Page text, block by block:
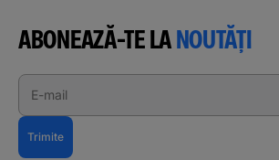
ABONEAZĂ-TE LANOUTĂȚI
E-mail
Trimite